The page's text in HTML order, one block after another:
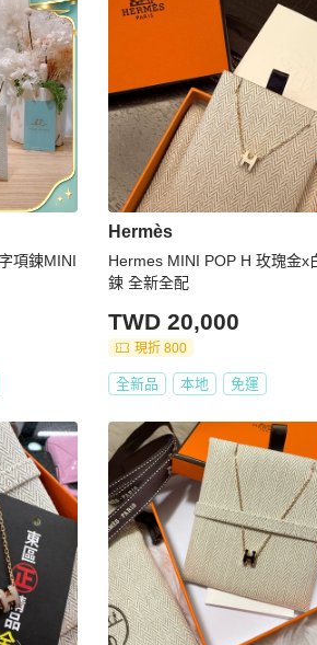
項鍊MINI
Hermès
Hermes MINI POP H 玫瑰金x
鍊 全新全配
TWD 20,000
現折 800
全新品 本地 免運